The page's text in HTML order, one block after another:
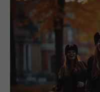
copiii adoră să se
31 oct 2025, 14:11